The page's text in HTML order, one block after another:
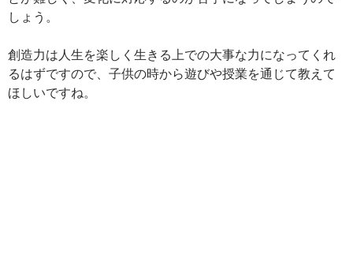
しょう。
創造力は人生を楽しく生きる上での大事な力になってくれ
るはずですので、子供の時から遊びや授業を通じて教えて
ほしいですね。